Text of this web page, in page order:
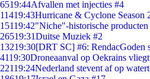
6519:44Afvallen met injecties #4
11419:43Hurricane & Cyclone Season
15119:42"Niche"-historische
26519:31Duitse Muziek #2
13219:30[DRT SC] #6: RendacGoden
4119:30Droneaanval op Oekrains
22119:24Nederland stevent af op